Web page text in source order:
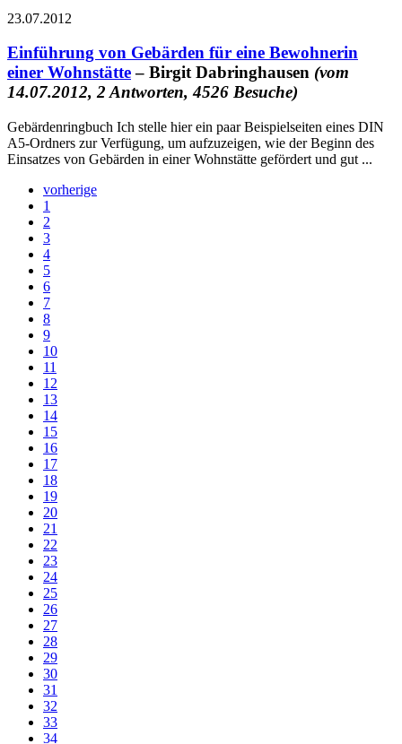
23.07.2012
Einführung von Gebärden für eine Bewohnerin
einer Wohnstätte– Birgit Dabringhausen (vom
14.07.2012, 2 Antworten, 4526 Besuche)
Gebärdenringbuch Ich stelle hier ein paar Beispielseiten eines DIN
A5-Ordners zur Verfügung, um aufzuzeigen, wie der Beginn des
Einsatzes von Gebärden in einer Wohnstätte gefördert und gut ...
vorherige
1
2
3
4
5
6
7
8
9
10
11
12
13
14
15
16
17
18
19
20
21
22
23
24
25
26
27
28
29
30
31
32
33
34